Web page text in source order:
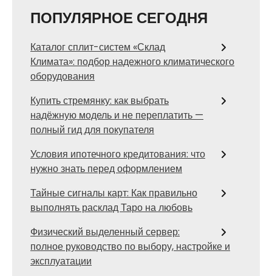
ПОПУЛЯРНОЕ СЕГОДНЯ
Каталог сплит-систем «Склад
Климата»: подбор надежного климатического
оборудования
Купить стремянку: как выбрать
надёжную модель и не переплатить —
полный гид для покупателя
Условия ипотечного кредитования: что
нужно знать перед оформлением
Тайные сигналы карт: Как правильно
выполнять расклад Таро на любовь
Физический выделенный сервер:
полное руководство по выбору, настройке и
эксплуатации